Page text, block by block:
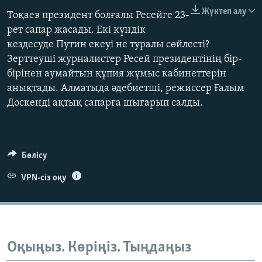
Auto 240p
720p
480p
1080p
Жүктеп алу
Тоқаев президент болғалы Ресейге 23-
рет сапар жасады. Екі күндік
кездесуде Путин екеуі не туралы сөйлесті?
Зерттеуші журналистер Ресей президентінің бір-
бірінен аумайтын құпия жұмыс кабинеттерін
анықтады. Алматыда әдебиетші, режиссер Ғалым
Доскенді ақтық сапарға шығарып салды.
Бөлісу
VPN-сіз оқу
Оқыңыз. Көріңіз. Тыңдаңыз